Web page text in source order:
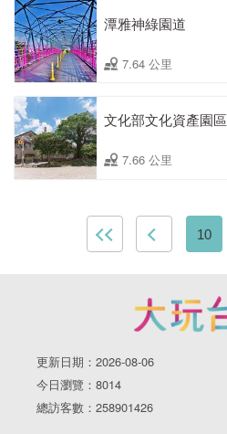
潭雅神綠園道
7.64 公里
文化部文化資產園區
7.66 公里
10
更新日期：2026-08-06
今日瀏覽：8014
總訪客數：258901426